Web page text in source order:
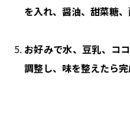
を入れ、醤油、甜菜糖
お好みで水、豆乳、コ
調整し、味を整えたら